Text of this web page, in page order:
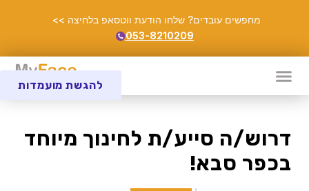
מחפשים עובדים? שלחו הודעת ווטסאפ בלחיצה >>
053-8210209
דרוש/ה סייע/ת לחינוך מיוחד
בכפר סבא!
להגשת מועמדות